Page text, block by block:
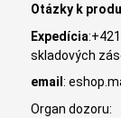
Otázky k
Expedícia
skladových
email :
Organ dozoru: